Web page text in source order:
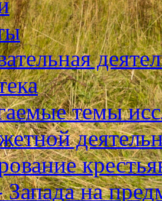
темы
Запада на